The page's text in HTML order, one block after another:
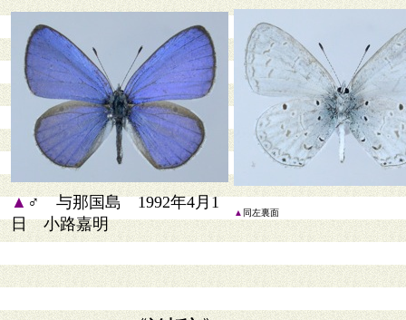
▲♂ 与那国島 1992年4月1
日 小路嘉明
▲ 同左裏面